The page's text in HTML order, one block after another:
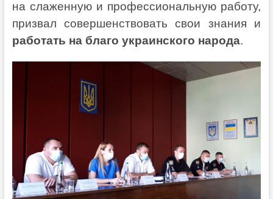
на слаженную и профессиональную работу,
призвал совершенствовать свои знания и
работать на благо украинского народа.